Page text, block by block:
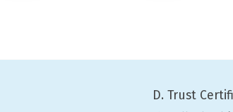
D. Trust